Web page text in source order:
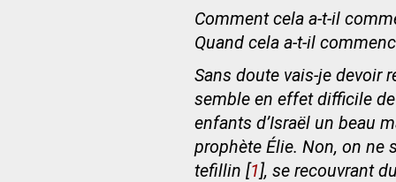
Comment cela a-t-il
Quand cela a-t-il
Sans doute vais-je devoir
semble en effet difficile
enfants d’Israël un beau
prophète Élie. Non, on ne
tefillin [1], se recouvrant